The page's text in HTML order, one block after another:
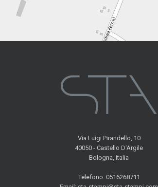
Via Luigi Pirandello, 10
40050 - Castello D'Argile
Bologna, Italia
Telefono: 0516268711